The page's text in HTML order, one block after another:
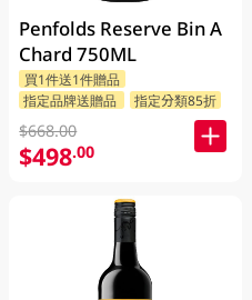
Penfolds Reserve Bin A
Chard 750ML
買1件送1件贈品
指定品牌送贈品
指定分類85折
$668.00
$498.00